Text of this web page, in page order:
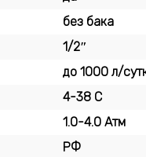
без бака
1/2″
до 1000 л/
4-38 С
1.0-4.0 Атм
РФ